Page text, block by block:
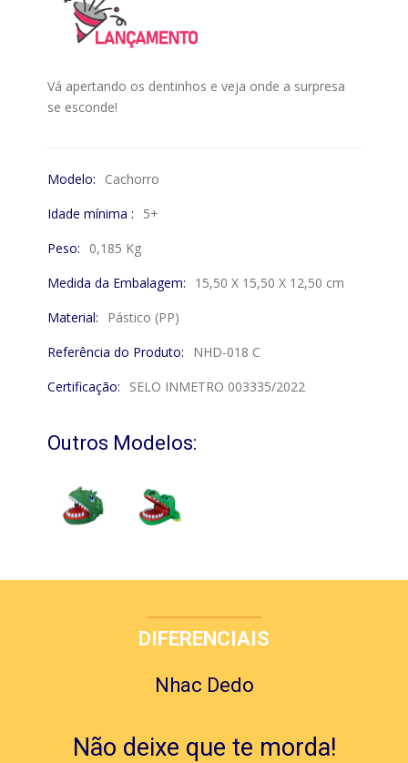
Vá apertando os dentinhos e veja onde a surpresa
se esconde!
Modelo:
Cachorro
Idade mínima :
5+
Peso:
0,185 Kg
Medida da Embalagem:
15,50 X 15,50 X 12,50 cm
Material:
Pástico (PP)
Referência do Produto:
NHD-018 C
Certificação:
SELO INMETRO 003335/2022
Outros Modelos:
DIFERENCIAIS
Nhac Dedo
Não deixe que te morda!